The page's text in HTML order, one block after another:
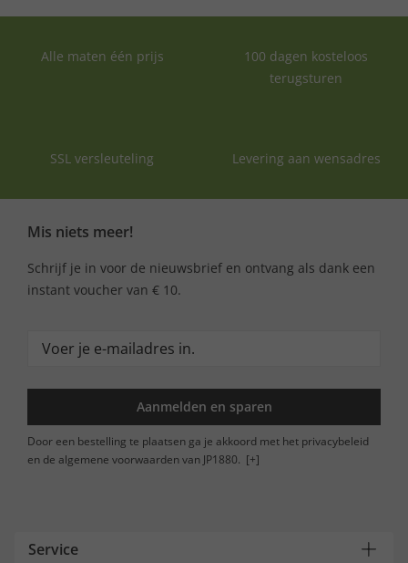
Alle maten één prijs
100 dagen kosteloos
terugsturen
SSL versleuteling Levering aan wensadres
Mis niets meer!
Schrijf je in voor de nieuwsbrief en ontvang als dank een
instant voucher van € 10.
Aanmelden en sparen
Door een bestelling te plaatsen ga je akkoord met het privacybeleid
en de algemene voorwaarden van JP1880. [+]
Service